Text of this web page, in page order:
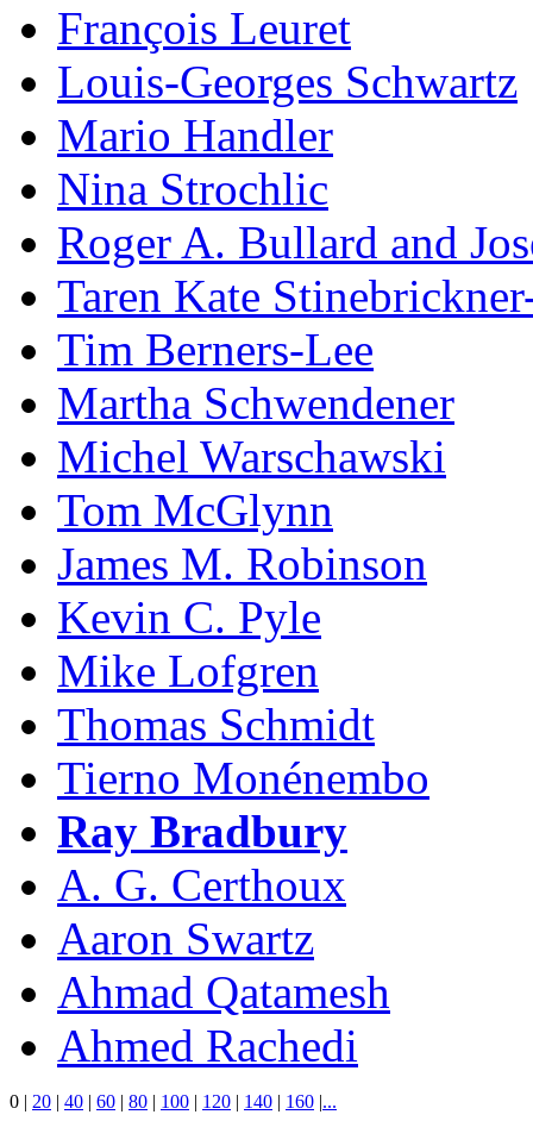
François Leuret
Louis-Georges Schwartz
Mario Handler
Nina Strochlic
Roger A. Bullard and
Taren Kate
Tim Berners-Lee
Martha Schwendener
Michel Warschawski
Tom McGlynn
James M. Robinson
Kevin C. Pyle
Mike Lofgren
Thomas Schmidt
Tierno Monénembo
Ray Bradbury
A. G. Certhoux
Aaron Swartz
Ahmad Qatamesh
Ahmed Rachedi
0 | 20 | 40 | 60 | 80 | 100 | 120 | 140 | 160 |...